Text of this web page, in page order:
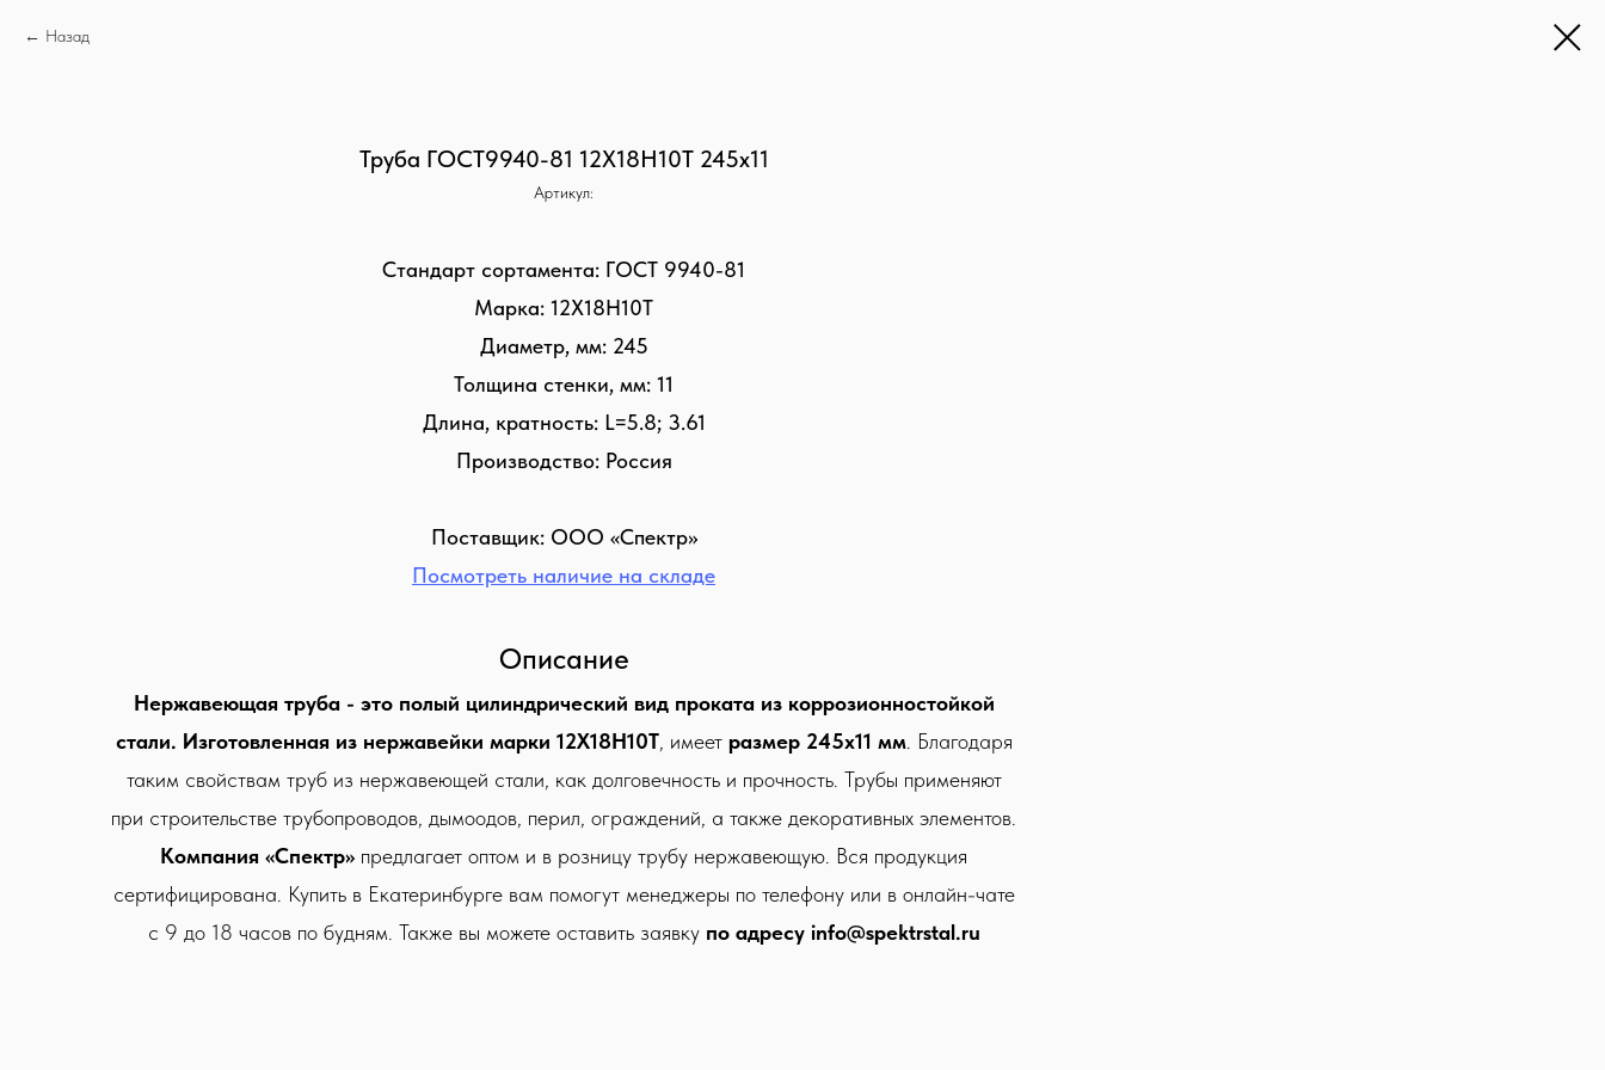
Назад
Труба ГОСТ9940-81 12Х18Н10Т 245х11
Артикул:
Стандарт сортамента: ГОСТ 9940-81
Марка: 12Х18Н10Т
Диаметр, мм: 245
Толщина стенки, мм: 11
Длина, кратность: L=5.8; 3.61
Производство: Россия
Поставщик: ООО «Спектр»
Посмотреть наличие на складе
Описание
Нержавеющая труба - это полый цилиндрический вид проката из коррозионностойкой
стали. Изготовленная из нержавейки марки 12Х18Н10Т, имеет размер 245х11 мм. Благодаря
таким свойствам труб из нержавеющей стали, как долговечность и прочность. Трубы применяют
при строительстве трубопроводов, дымоодов, перил, ограждений, а также декоративных элементов.
Компания «Спектр» предлагает оптом и в розницу трубу нержавеющую. Вся продукция
сертифицирована. Купить в Екатеринбурге вам помогут менеджеры по телефону или в онлайн-чате
с 9 до 18 часов по будням. Также вы можете оставить заявку по адресу info@spektrstal.ru